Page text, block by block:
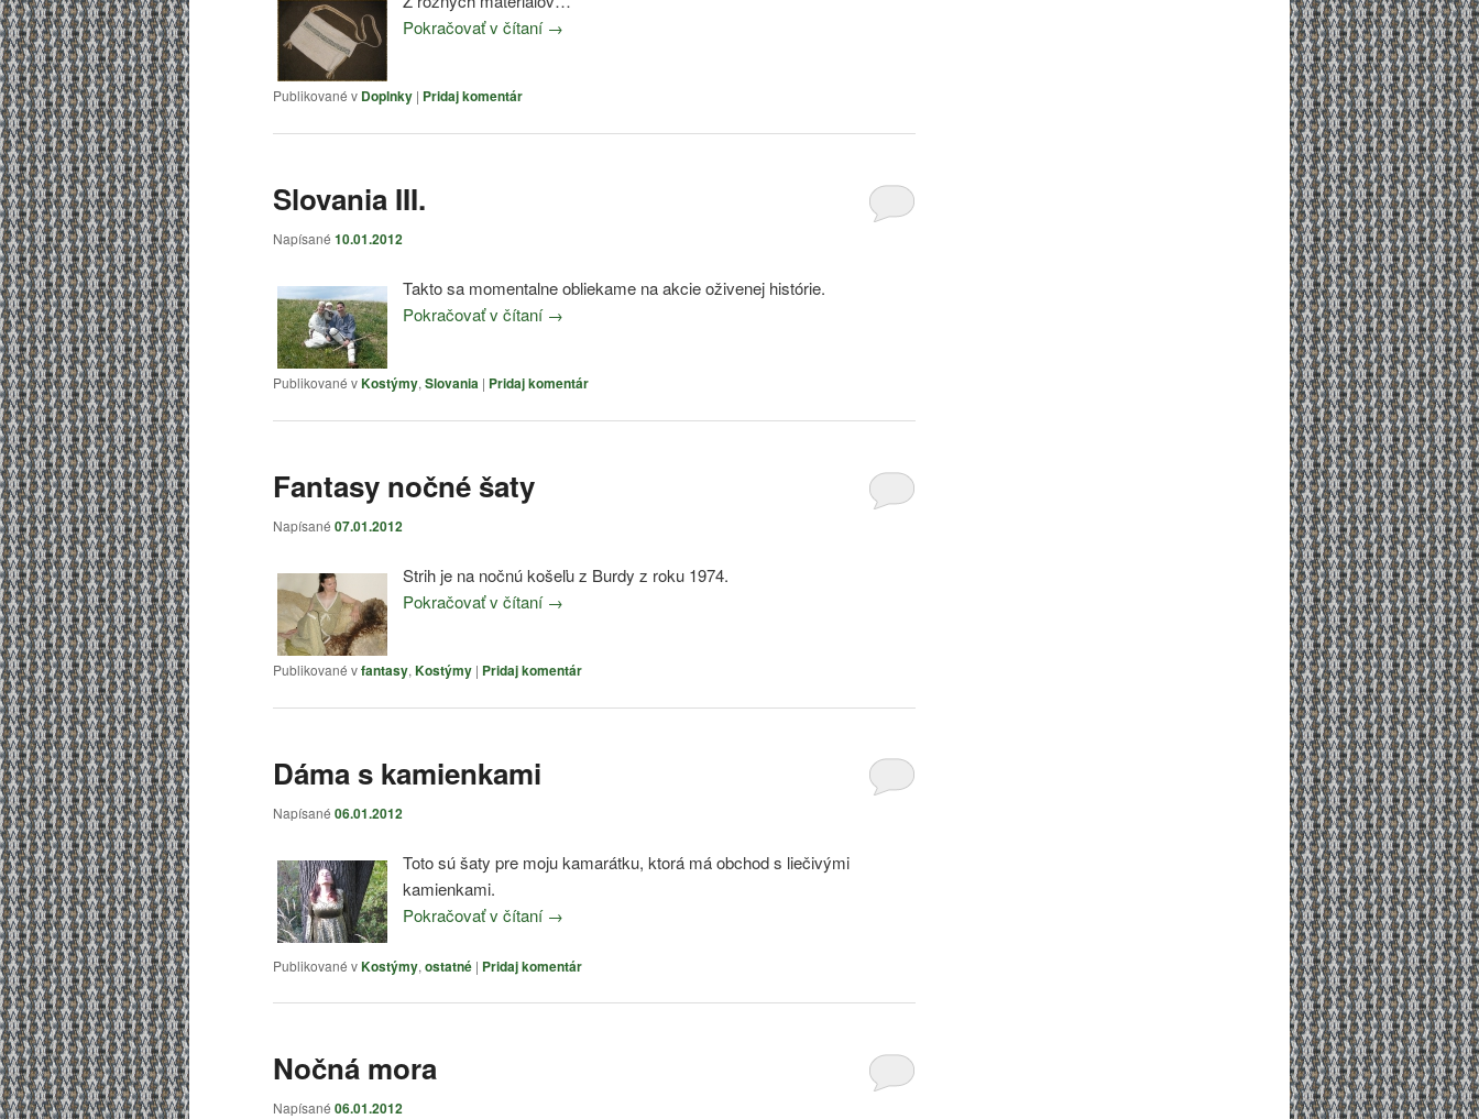
Pokračovať v čítaní →
Publikované v Doplnky | Pridaj komentár
Slovania III.
Napísané 10.01.2012
Takto sa momentalne obliekame na akcie oživenej histórie.
Pokračovať v čítaní →
Publikované vKostýmy, Slovania | Pridaj komentár
Fantasy nočné šaty
Napísané 07.01.2012
Strih je na nočnú košeľu z Burdy z roku 1974.
Pokračovať v čítaní →
Publikované vfantasy, Kostýmy | Pridaj komentár
Dáma s kamienkami
Napísané 06.01.2012
Toto sú šaty pre moju kamarátku, ktorá má obchod s liečivými
kamienkami.
Pokračovať v čítaní →
Publikované vKostýmy, ostatné | Pridaj komentár
Nočná mora
Napísané 06.01.2012